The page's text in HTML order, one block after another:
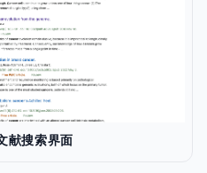
献搜索界面